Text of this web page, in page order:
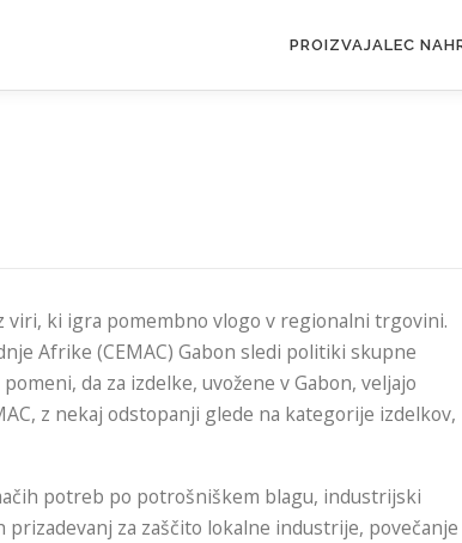
PROIZVAJALEC
viri, ki igra pomembno vlogo v regionalni trgovini.
Afrike (CEMAC) Gabon sledi politiki skupne
da za izdelke, uvožene v Gabon, veljajo
z nekaj odstopanji glede na kategorije izdelkov,
potreb po potrošniškem blagu, industrijski
za zaščito lokalne industrije, povečanje